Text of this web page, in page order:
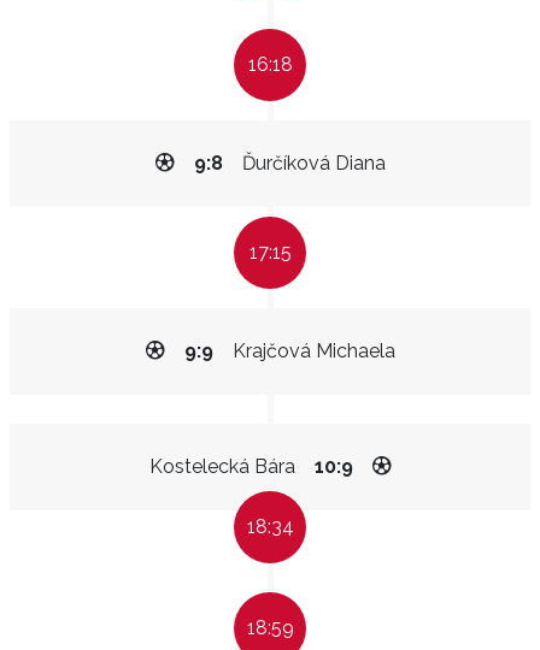
16:18
Ďurčíková Diana
9:8
17:15
Krajčová Michaela
9:9
Kostelecká Bára 10:9
18:34
18:59